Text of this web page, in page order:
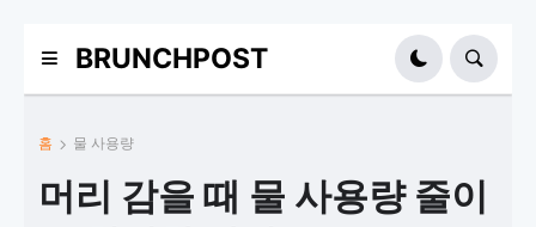
BRUNCHPOST
홈 물 사용량
머리 감을 때 물 사용량 줄이